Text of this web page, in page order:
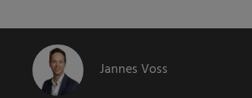
Jannes Voss